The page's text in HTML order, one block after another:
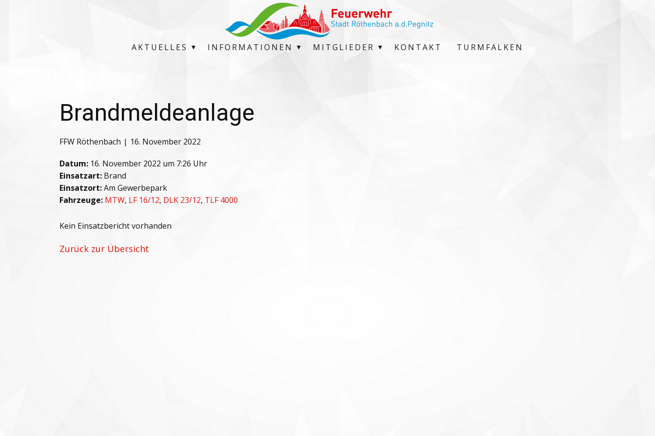
AKTUELLES INFORMATIONEN MITGLIEDER KONTAKT TURMFALKEN
Brandmeldeanlage
FFW Röthenbach 16. November 2022
Datum: 16. November 2022 um 7:26 Uhr
Einsatzart: Brand
Einsatzort:Am Gewerbepark
Fahrzeuge: MTW, LF 16/12, DLK 23/12, TLF 4000
Kein Einsatzbericht vorhanden
Zurück zur Übersicht